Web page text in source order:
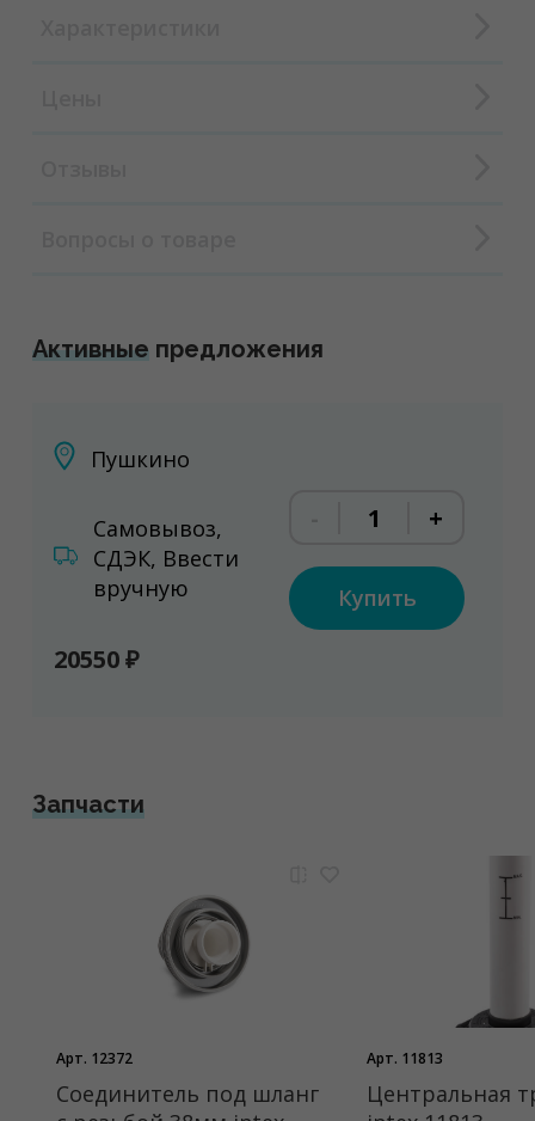
Активные предложения
Пушкино
Самовывоз,
СДЭК, Ввести
вручную
20550 ₽
+
Купить
Запчасти
Арт. 12372
Соединитель под шланг
Арт. 11813
Центральная